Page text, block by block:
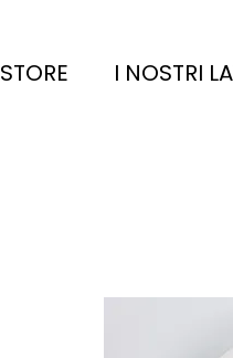
STORE I NOSTRI